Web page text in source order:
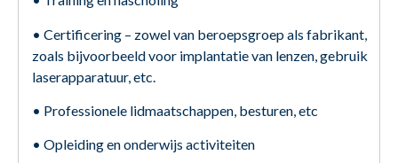
• Certificering – zowel van beroepsgroep als fabrikant,
zoals bijvoorbeeld voor implantatie van lenzen, gebruik
laserapparatuur, etc.
• Professionele lidmaatschappen, besturen, etc
• Opleiding en onderwijs activiteiten